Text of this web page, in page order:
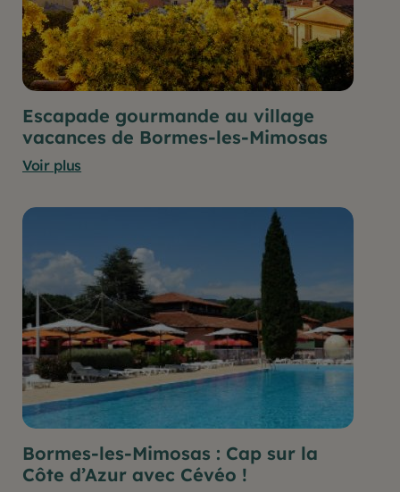
Escapade gourmande au village
vacances de Bormes-les-Mimosas
Voir plus
Bormes-les-Mimosas : Cap sur la
Côte d’Azur avec Cévéo !